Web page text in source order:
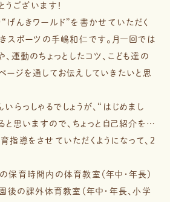
うございます！
げんきワールド”を書かせていただく
きスポーツの手嶋和仁です。月一回では
運動のちょっとしたコツ、こども達の
ージを通してお伝えしていきたいと思
らっしゃるでしょうが、“はじめまし
と思いますので、ちょっと自己紹介を…
指導をさせていただくようになって、２
保育時間内の体育教室（年中・年長）
後の課外体育教室（年中・年長、小学